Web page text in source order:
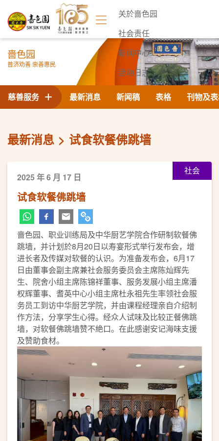
关於啬色园
社会责任
新闻中心
活动日志
联络我们
啬色园
普济劝善 崇善惠民
最新消息 新闻稿 表格 刊物及
慈善服务
最新消息 试食软餐佛跳墙
社会
2025 年 6 月 17 日
试食软餐佛跳墙
啬色园、职业训练局及中华厨艺学院合作研制软餐佛
跳墙，并计划於8月20日以寿宴形式举行发布会，增
进长者及传媒对软餐的认识。为准备发布会，6月17
日由董事会副主席兼社会服务委员会主席陈灿辉先
生、院舍小组主席陈锦祥董事、服务发展小组主席潘
权辉董事、耆英中心小组主席杜永祖先生率领社会服
务员工到访中华厨艺学院，并由课程经理亲自介绍制
作方法，分享学生心得。经众人试味及比较正餐佛跳
墙，对软餐佛跳墙赞不絶口。在此感谢安记海味支援
及赞助食材。